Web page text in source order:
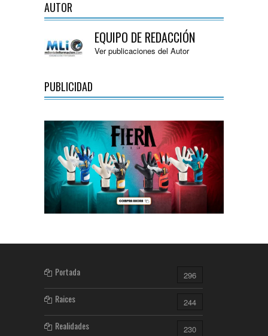
AUTOR
EQUIPO DE REDACCIÓN
Ver publicaciones del Autor
PUBLICIDAD
Portada 296
Raices 244
Realidades 230